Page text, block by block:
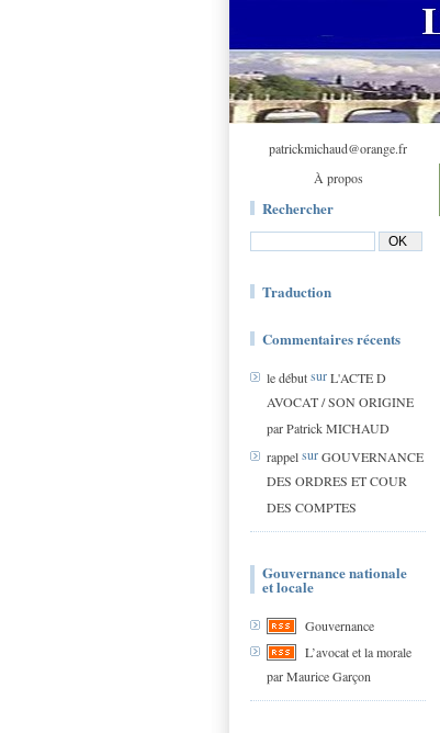
patrickmichaud@orange.fr
À propos
Rechercher
Traduction
Commentaires récents
le débutsurL'ACTE D
AVOCAT / SON ORIGINE
par Patrick MICHAUD
rappelsurGOUVERNANCE
DES ORDRES ET COUR
DES COMPTES
Gouvernance nationale
et locale
Gouvernance
L’avocat et la morale
par Maurice Garçon